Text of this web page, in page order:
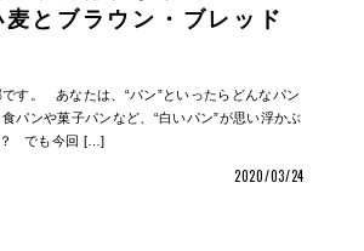
とブラウン・ブレッド
す。 あなたは、“パン”といったらどんなパン
パンや菓子パンなど、“白いパン”が思い浮かぶ
？ でも今回 […]
2020/03/24